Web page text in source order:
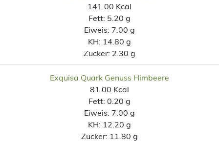
141.00 Kcal
Fett: 5.20 g
Eiweis: 7.00 g
KH: 14.80 g
Zucker: 2.30 g
Exquisa Quark Genuss Himbeere
81.00 Kcal
Fett: 0.20 g
Eiweis: 7.00 g
KH: 12.20 g
Zucker: 11.80 g